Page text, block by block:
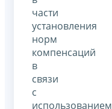
части
установления
норм
компенсаций
в
связи
с
использованием